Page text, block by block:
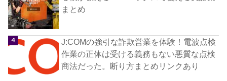
まとめ
J:COMの強引な詐欺営業を体験！電波点検
作業の正体は受ける義務もない悪質な点検
商法だった。断り方まとめリンクあり